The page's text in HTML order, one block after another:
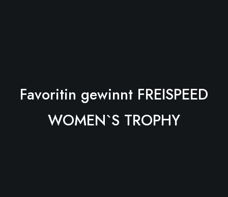
Favoritin gewinnt FREISPEED
WOMEN`S TROPHY